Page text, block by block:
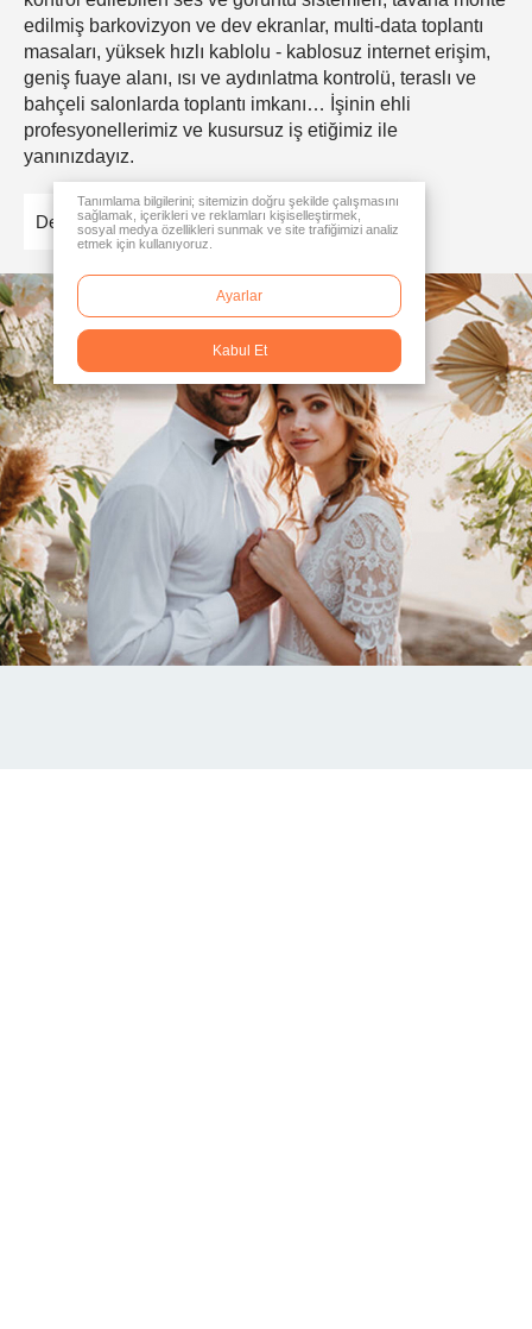
edilmiş barkovizyon ve dev ekranlar, multi-data toplantı
masaları, yüksek hızlı kablolu - kablosuz internet erişim,
geniş fuaye alanı, ısı ve aydınlatma kontrolü, teraslı ve
bahçeli salonlarda toplantı imkanı… İşinin ehli
profesyonellerimiz ve kusursuz iş etiğimiz ile
yanınızdayız.
Detaylar
Tanımlama bilgilerini; sitemizin doğru şekilde çalışmasını
sağlamak, içerikleri ve reklamları kişiselleştirmek,
sosyal medya özellikleri sunmak ve site trafiğimizi analiz
etmek için kullanıyoruz.
Ayarlar
Kabul Et